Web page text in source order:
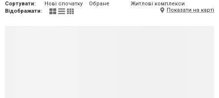
Сортувати: Нові спочатку Обране
Житлові комплекси
Відображати:
Показати на карті